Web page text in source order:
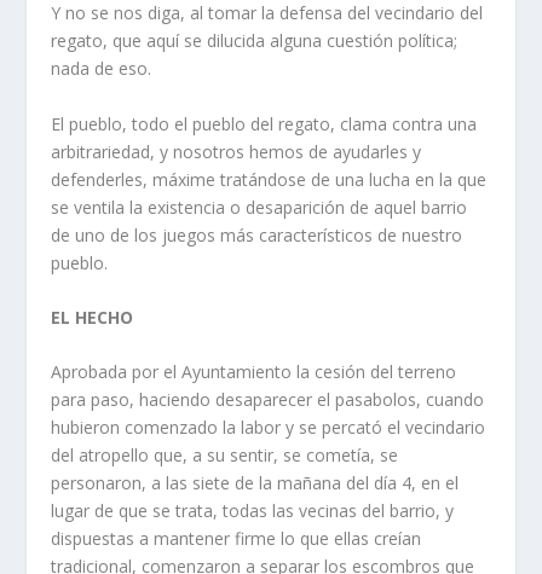
Y no se nos diga, al tomar la defensa del vecindario del
regato, que aquí­ se dilucida alguna cuestión polí­tica;
nada de eso.
El pueblo, todo el pueblo del regato, clama contra una
arbitrariedad, y nosotros hemos de ayudarles y
defenderles, máxime tratándose de una lucha en la que
se ventila la existencia o desaparición de aquel barrio
de uno de los juegos más caracterí­sticos de nuestro
pueblo.
EL HECHO
Aprobada por el Ayuntamiento la cesión del terreno
para paso, haciendo desaparecer el pasabolos, cuando
hubieron comenzado la labor y se percató el vecindario
del atropello que, a su sentir, se cometí­a, se
personaron, a las siete de la mañana del dí­a 4, en el
lugar de que se trata, todas las vecinas del barrio, y
dispuestas a mantener firme lo que ellas creí­an
tradicional, comenzaron a separar los escombros que